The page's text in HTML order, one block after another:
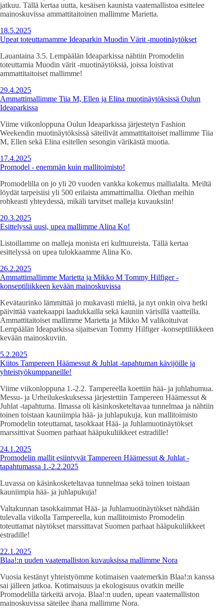
jatkuu. Tällä kertaa uutta, kesäisen kaunista vaatemallistoa esittelee
mainoskuvissa ammattitaitoinen mallimme Marietta.
18.5.2025
Upeat toteuttamamme Ideaparkin Muodin Värit -muotinäytökset
Lauantaina 3.5. Lempäälän Ideaparkissa nähtiin Promodelin
toteuttamia Muodin värit -muotinäytöksiä, joissa loistivat
ammattitaitoiset mallimme!
29.4.2025
Ammattimallimme Tiia M, Ellen ja Elina muotinäytöksissä Oulun
Ideaparkissa
Viime viikonloppuna Oulun Ideaparkissa järjestetyn Fashion
Weekendin muotinäytöksissä säteilivät ammattitaitoiset mallimme Tiia
M, Ellen sekä Elina esitellen sesongin värikästä muotia.
17.4.2025
Promodel - enemmän kuin mallitoimisto!
Promodelilla on jo yli 20 vuoden vankka kokemus mallialalta. Meiltä
löydät tarpeisiisi yli 500 erilaista ammattimallia. Olethan meihin
rohkeasti yhteydessä, mikäli tarvitset malleja kuvauksiin!
20.3.2025
Esittelyssä uusi, upea mallimme Alina Ko!
Listoillamme on malleja monista eri kulttuureista. Tällä kertaa
esittelyssä on upea tulokkaamme Alina Ko.
26.2.2025
Ammattimallimme Marietta ja Mikko M Tommy Hilfiger -
konseptiliikkeen kevään mainoskuvissa
Kevätaurinko lämmittää jo mukavasti mieltä, ja nyt onkin oiva hetki
päivittää vaatekaappi laadukkailla sekä kauniin värisillä vaatteilla.
Ammattitaitoiset mallimme Marietta ja Mikko M valikoituivat
Lempäälän Ideaparkissa sijaitsevan Tommy Hilfiger -konseptiliikkeen
kevään mainoskuviin.
5.2.2025
Kiitos Tampereen Häämessut & Juhlat -tapahtuman kävijöille ja
yhteistyökumppaneille!
Viime viikonloppuna 1.-2.2. Tampereella koettiin hää- ja juhlahumua.
Messu- ja Urheilukeskuksessa järjestettiin Tampereen Häämessut &
Juhlat -tapahtuma. Ilmassa oli käsinkosketeltavaa tunnelmaa ja nähtiin
toinen toistaan kauniimpia hää- ja juhlapukuja, kun mallitoimisto
Promodelin toteuttamat, tasokkaat Hää- ja Juhlamuotinäytökset
marssittivat Suomen parhaat hääpukuliikkeet estradille!
24.1.2025
Promodelin mallit esiintyvät Tampereen Häämessut & Juhlat -
tapahtumassa 1.-2.2.2025
Luvassa on käsinkosketeltavaa tunnelmaa sekä toinen toistaan
kauniimpia hää- ja juhlapukuja!
Valtakunnan tasokkaimmat Hää- ja Juhlamuotinäytökset nähdään
tulevalla viikolla Tampereella, kun mallitoimisto Promodelin
toteuttamat näytökset marssittavat Suomen parhaat hääpukuliikkeet
estradille!
22.1.2025
Blaa!:n uuden vaatemalliston kuvauksissa mallimme Nora
Vuosia kestänyt yhteistyömme kotimaisen vaatemerkin Blaa!:n kanssa
sai jälleen jatkoa. Kotimaisuus ja ekologisuus ovatkin meille
Promodelilla tärkeitä arvoja. Blaa!:n uuden, upean vaatemalliston
mainoskuvissa säteilee ihana mallimme Nora.